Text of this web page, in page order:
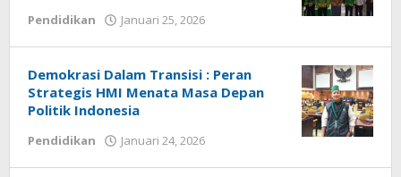
Pendidikan Januari 25, 2026
Demokrasi Dalam Transisi : Peran
Strategis HMI Menata Masa Depan
Politik Indonesia
Pendidikan Januari 24, 2026